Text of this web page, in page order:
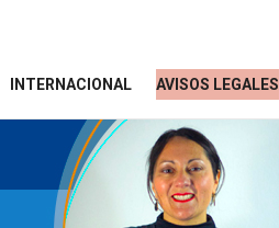
INTERNACIONAL AVISOS LEGALES